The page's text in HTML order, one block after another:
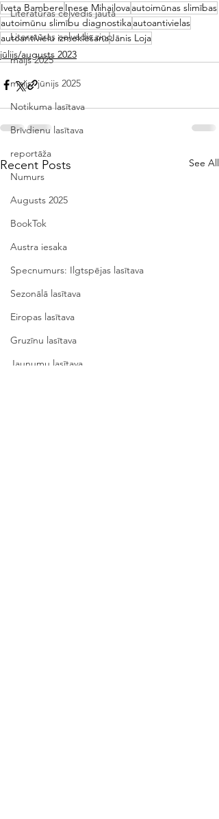
Literatūras ceļvedis jautā
Literatūras ceļvedis ziņo
maijs 2025
maijs/ jūnijs 2025
Notikuma lasītava
Brīvdienu lasītava
reportāža
Numurs
Augusts 2025
BookTok
Austra iesaka
Specnumurs: Ilgtspējas lasītava
Sezonālā lasītava
Eiropas lasītava
Gruzīnu lasītava
Jaunumu lasītava
Iveta Bambere Inese Mihailovaautoimūnas slimības
autoimūnu slimību diagnostikaautoantivielas
autoantivielu izmeklēšanaJānis Loja
jūlijs/augusts 2023
Recent Posts See All